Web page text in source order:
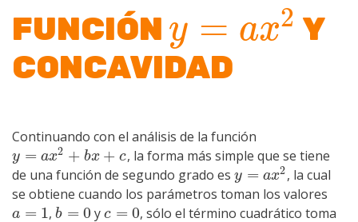
FUNCIÓN y = ax2
y =ax2
Y
CONCAVIDAD
Continuando con el análisis de la función
y = ax2 + bx + c
y= ax 2+bx +c
, la forma más simple que se tiene
de una función de segundo grado es y = ax2
y= ax 2
, la cual
se obtiene cuando los parámetros toman los valores
a = 1
a=1 ,b = 0
b =0 yc = 0
c=0
, sólo el término cuadrático toma